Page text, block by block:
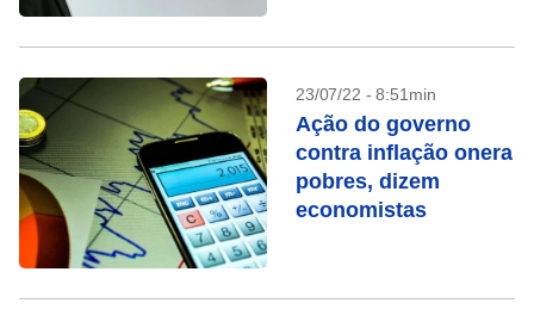
23/07/22 - 8:51min
Ação do governo
contra inflação onera
pobres, dizem
economistas